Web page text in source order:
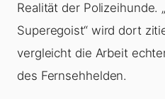
Realität der Polizeihunde.
Superegoist“ wird dort
vergleicht die Arbeit
des Fernsehhelden.